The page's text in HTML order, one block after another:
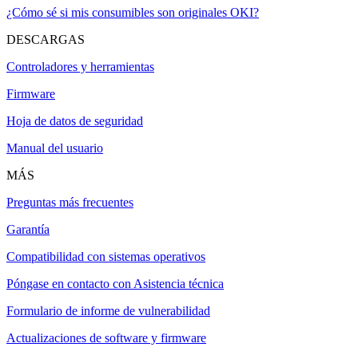
¿Cómo sé si mis consumibles son originales OKI?
DESCARGAS
Controladores y herramientas
Firmware
Hoja de datos de seguridad
Manual del usuario
MÁS
Preguntas más frecuentes
Garantía
Compatibilidad con sistemas operativos
Póngase en contacto con Asistencia técnica
Formulario de informe de vulnerabilidad
Actualizaciones de software y firmware